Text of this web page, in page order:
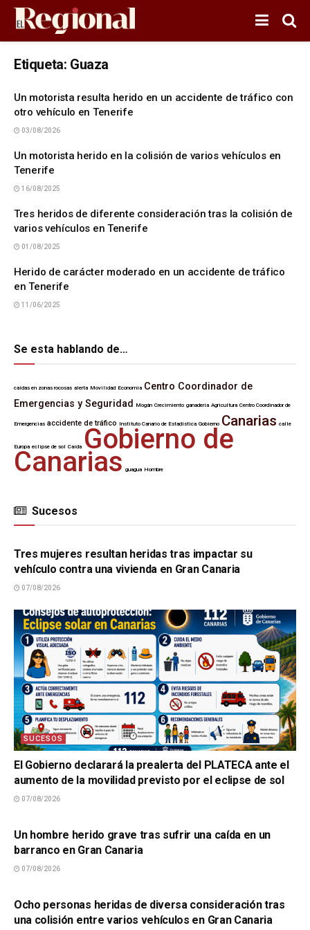
Etiqueta: Guaza
Un motorista resulta herido en un accidente de tráfico con
otro vehículo en Tenerife
03/08/2026
Un motorista herido en la colisión de varios vehículos en
Tenerife
16/08/2025
Tres heridos de diferente consideración tras la colisión de
varios vehículos en Tenerife
01/08/2025
Herido de carácter moderado en un accidente de tráfico
en Tenerife
11/06/2025
Se esta hablando de…
caídas en zonas rocosas alerta Movilidad Economía Centro Coordinador de
Emergencias y Seguridad
Mogán Crecimiento ganadería Agricultura Centro Coordinador de
Emergencias accidente de tráfico Instituto Canario de Estadística Gobierno Canarias calle
Europa eclipse de sol Caída Gobierno de
Canarias guagua Hombre
Sucesos
SUCESOS
Tres mujeres resultan heridas tras impactar su
vehículo contra una vivienda en Gran Canaria
07/08/2026
SUCESOS
El Gobierno declarará la prealerta del PLATECA ante el
aumento de la movilidad previsto por el eclipse de sol
07/08/2026
Un hombre herido grave tras sufrir una caída en un
barranco en Gran Canaria
07/08/2026
Ocho personas heridas de diversa consideración tras
una colisión entre varios vehículos en Gran Canaria